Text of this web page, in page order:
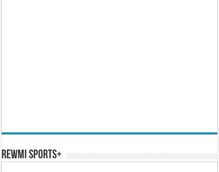
REWMI SPORTS+